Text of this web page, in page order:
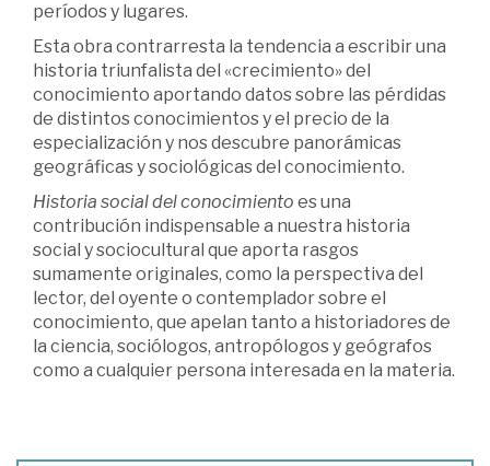
períodos y lugares.
Esta obra contrarresta la tendencia a escribir una
historia triunfalista del «crecimiento» del
conocimiento aportando datos sobre las pérdidas
de distintos conocimientos y el precio de la
especialización y nos descubre panorámicas
geográficas y sociológicas del conocimiento.
Historia social del conocimiento es una
contribución indispensable a nuestra historia
social y sociocultural que aporta rasgos
sumamente originales, como la perspectiva del
lector, del oyente o contemplador sobre el
conocimiento, que apelan tanto a historiadores de
la ciencia, sociólogos, antropólogos y geógrafos
como a cualquier persona interesada en la materia.